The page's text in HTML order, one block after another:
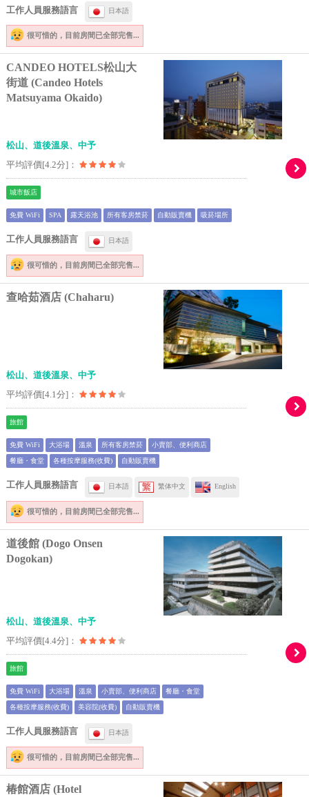
工作人員服務語言 日本語
很可惜的， 目前房間已全部完售...
CANDEO HOTELS松山大
街道 (Candeo Hotels
Matsuyama Okaido)
松山、道後溫泉、中予
平均評價[4.2分]：
城市飯店
免費 WiFi SPA 露天浴池 所有客房禁菸 自動販賣機 吸菸場所
工作人員服務語言 日本語
很可惜的， 目前房間已全部完售...
查哈茹酒店 (Chaharu)
松山、道後溫泉、中予
平均評價[4.1分]：
旅館
免費 WiFi 大浴場 溫泉 所有客房禁菸 小賣部、便利商店
餐廳・食堂 各種按摩服務(收費) 自動販賣機
工作人員服務語言 日本語 繁体中文 English
很可惜的， 目前房間已全部完售...
道後館 (Dogo Onsen
Dogokan)
松山、道後溫泉、中予
平均評價[4.4分]：
旅館
免費 WiFi 大浴場 溫泉 小賣部、便利商店 餐廳・食堂
各種按摩服務(收費) 美容院(收費) 自動販賣機
工作人員服務語言 日本語
很可惜的， 目前房間已全部完售...
椿館酒店 (Hotel